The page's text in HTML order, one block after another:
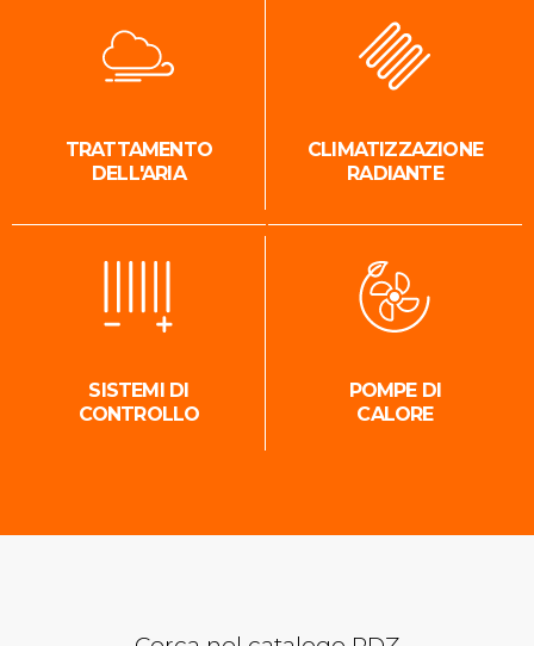
TRATTAMENTO
DELL'ARIA
CLIMATIZZAZIONE
RADIANTE
SISTEMI DI
CONTROLLO
POMPE DI
CALORE